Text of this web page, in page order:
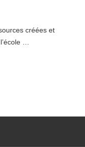
créées et
…